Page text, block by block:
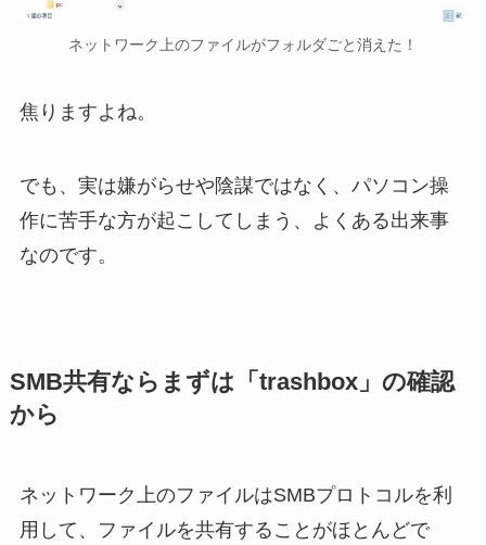
ネットワーク上のファイルがフォルダごと消えた！
焦りますよね。
でも、実は嫌がらせや陰謀ではなく、パソコン操
作に苦手な方が起こしてしまう、よくある出来事
なのです。
SMB共有ならまずは「trashbox」の確認
から
ネットワーク上のファイルはSMBプロトコルを利
用して、ファイルを共有することがほとんどで